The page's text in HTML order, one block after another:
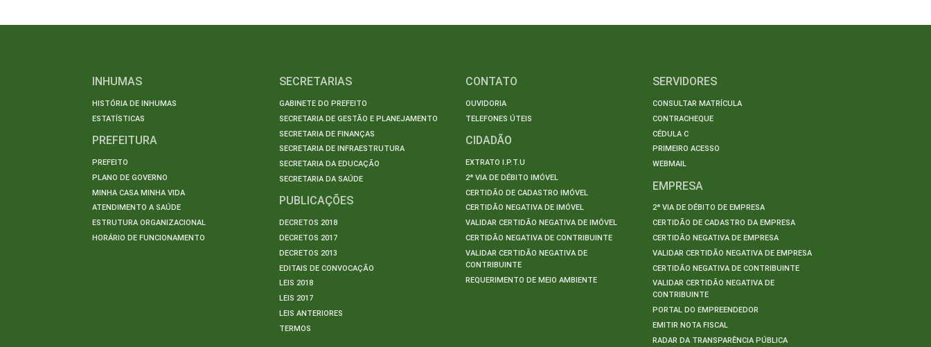
INHUMAS
HISTÓRIA DE INHUMAS
ESTATÍSTICAS
PREFEITURA
PREFEITO
PLANO DE GOVERNO
MINHA CASA MINHA VIDA
ATENDIMENTO A SAÚDE
ESTRUTURA ORGANIZACIONAL
HORÁRIO DE FUNCIONAMENTO
SECRETARIAS
GABINETE DO PREFEITO
SECRETARIA DE GESTÃO E PLANEJAMENTO
SECRETARIA DE FINANÇAS
SECRETARIA DE INFRAESTRUTURA
SECRETARIA DA EDUCAÇÃO
SECRETARIA DA SAÚDE
PUBLICAÇÕES
DECRETOS 2018
DECRETOS 2017
DECRETOS 2013
EDITAIS DE CONVOCAÇÃO
LEIS 2018
LEIS 2017
LEIS ANTERIORES
TERMOS
CONTATO
OUVIDORIA
TELEFONES ÚTEIS
CIDADÃO
EXTRATO I.P.T.U
2ª VIA DE DÉBITO IMÓVEL
CERTIDÃO DE CADASTRO IMÓVEL
CERTIDÃO NEGATIVA DE IMÓVEL
VALIDAR CERTIDÃO NEGATIVA DE IMÓVEL
CERTIDÃO NEGATIVA DE CONTRIBUINTE
VALIDAR CERTIDÃO NEGATIVA DE
CONTRIBUINTE
REQUERIMENTO DE MEIO AMBIENTE
SERVIDORES
CONSULTAR MATRÍCULA
CONTRACHEQUE
CÉDULA C
PRIMEIRO ACESSO
WEBMAIL
EMPRESA
2ª VIA DE DÉBITO DE EMPRESA
CERTIDÃO DE CADASTRO DA EMPRESA
CERTIDÃO NEGATIVA DE EMPRESA
VALIDAR CERTIDÃO NEGATIVA DE EMPRESA
CERTIDÃO NEGATIVA DE CONTRIBUINTE
VALIDAR CERTIDÃO NEGATIVA DE
CONTRIBUINTE
PORTAL DO EMPREENDEDOR
EMITIR NOTA FISCAL
RADAR DA TRANSPARÊNCIA PÚBLICA